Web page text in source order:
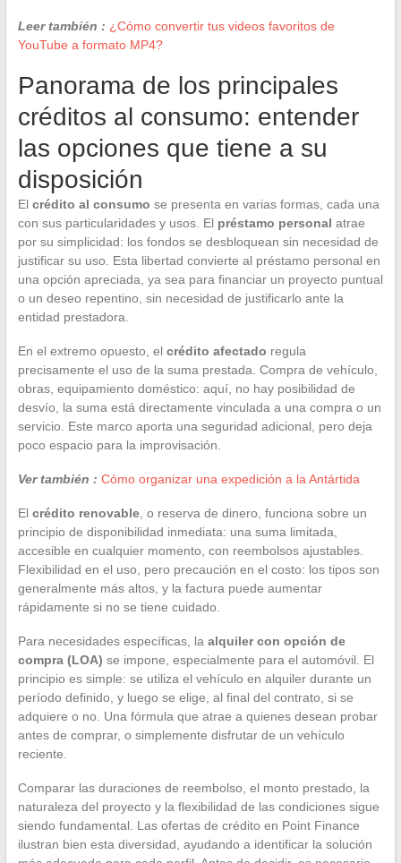
Leer también : ¿Cómo convertir tus videos favoritos de
YouTube a formato MP4?
Panorama de los principales
créditos al consumo: entender
las opciones que tiene a su
disposición
El crédito al consumo se presenta en varias formas, cada una
con sus particularidades y usos. El préstamo personal atrae
por su simplicidad: los fondos se desbloquean sin necesidad de
justificar su uso. Esta libertad convierte al préstamo personal en
una opción apreciada, ya sea para financiar un proyecto puntual
o un deseo repentino, sin necesidad de justificarlo ante la
entidad prestadora.
En el extremo opuesto, el crédito afectado regula
precisamente el uso de la suma prestada. Compra de vehículo,
obras, equipamiento doméstico: aquí, no hay posibilidad de
desvío, la suma está directamente vinculada a una compra o un
servicio. Este marco aporta una seguridad adicional, pero deja
poco espacio para la improvisación.
Ver también : Cómo organizar una expedición a la Antártida
El crédito renovable, o reserva de dinero, funciona sobre un
principio de disponibilidad inmediata: una suma limitada,
accesible en cualquier momento, con reembolsos ajustables.
Flexibilidad en el uso, pero precaución en el costo: los tipos son
generalmente más altos, y la factura puede aumentar
rápidamente si no se tiene cuidado.
Para necesidades específicas, la alquiler con opción de
compra (LOA) se impone, especialmente para el automóvil. El
principio es simple: se utiliza el vehículo en alquiler durante un
período definido, y luego se elige, al final del contrato, si se
adquiere o no. Una fórmula que atrae a quienes desean probar
antes de comprar, o simplemente disfrutar de un vehículo
reciente.
Comparar las duraciones de reembolso, el monto prestado, la
naturaleza del proyecto y la flexibilidad de las condiciones sigue
siendo fundamental. Las ofertas de crédito en Point Finance
ilustran bien esta diversidad, ayudando a identificar la solución